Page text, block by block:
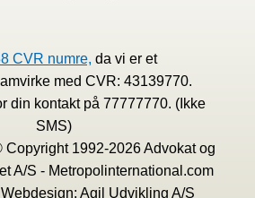
CVR numre, da vi er et
med CVR: 43139770.
din kontakt på 77777770. (Ikke
SMS)
Copyright 1992-2026 Advokat og
A/S - Metropolinternational.com
Agil Udvikling A/S